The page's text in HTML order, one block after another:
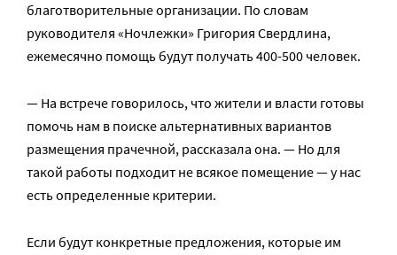
благотворительные организации. По словам
руководителя «Ночлежки» Григория Свердлина,
ежемесячно помощь будут получать 400-500 человек.
— На встрече говорилось, что жители и власти готовы
помочь нам в поиске альтернативных вариантов
размещения прачечной, рассказала она. — Но для
такой работы подходит не всякое помещение — у нас
есть определенные критерии.
Если будут конкретные предложения, которые им